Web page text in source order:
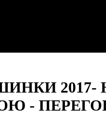
2017-
-